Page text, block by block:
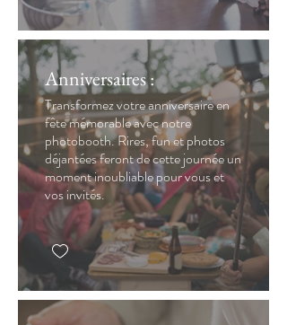
Anniversaires :
Transformez votre anniversaire en
fête mémorable avec notre
photobooth. Rires, fun et photos
déjantées feront de cette journée un
moment inoubliable pour vous et
vos invités.